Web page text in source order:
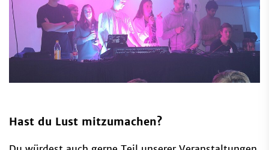
Hast du Lust mitzumachen?